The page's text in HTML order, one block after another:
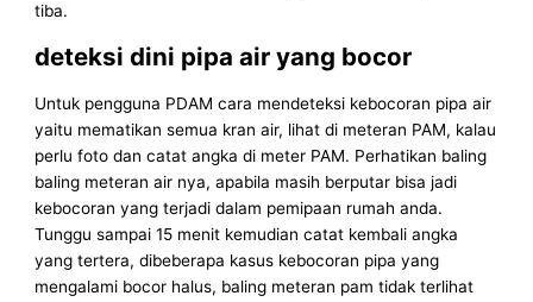
tiba.
deteksi dini pipa air yang bocor
Untuk pengguna PDAM cara mendeteksi kebocoran pipa air
yaitu mematikan semua kran air, lihat di meteran PAM, kalau
perlu foto dan catat angka di meter PAM. Perhatikan baling
baling meteran air nya, apabila masih berputar bisa jadi
kebocoran yang terjadi dalam pemipaan rumah anda.
Tunggu sampai 15 menit kemudian catat kembali angka
yang tertera, dibeberapa kasus kebocoran pipa yang
mengalami bocor halus, baling meteran pam tidak terlihat